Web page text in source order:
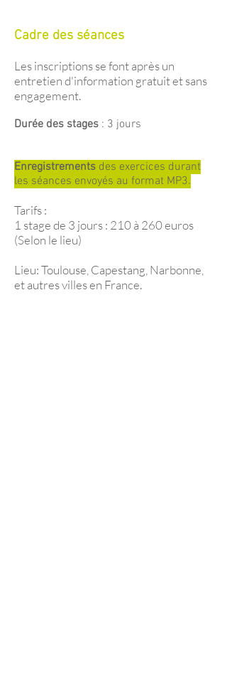
Cadre des séances
Les inscriptions se font après un
entretien d'information gratuit et sans
engagement.
Durée des stages : 3 jours
Enregistrements des exercices durant
les séances envoyés au format MP3.
Tarifs :
1 stage de 3 jours : 210 à 260 euros
(Selon le lieu)
Lieu: Toulouse, Capestang, Narbonne,
et autres villes en France.